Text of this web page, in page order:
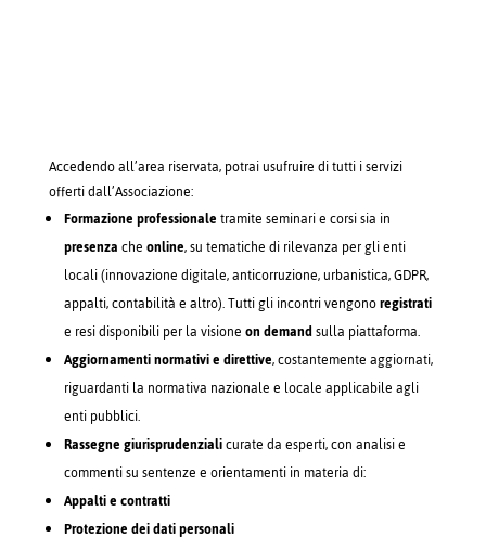
Accedendo all’area riservata, potrai usufruire di tutti i servizi
offerti dall’Associazione:
Formazione professionaletramite seminari e corsi sia in
presenzacheonline, su tematiche di rilevanza per gli enti
locali (innovazione digitale, anticorruzione, urbanistica, GDPR,
appalti, contabilità e altro). Tutti gli incontri vengonoregistrati
e resi disponibili per la visioneon demandsulla piattaforma.
Aggiornamenti normativi e direttive, costantemente aggiornati,
riguardanti la normativa nazionale e locale applicabile agli
enti pubblici.
Rassegne giurisprudenzialicurate da esperti, con analisi e
commenti su sentenze e orientamenti in materia di:
Appalti e contratti
Protezione dei dati personali